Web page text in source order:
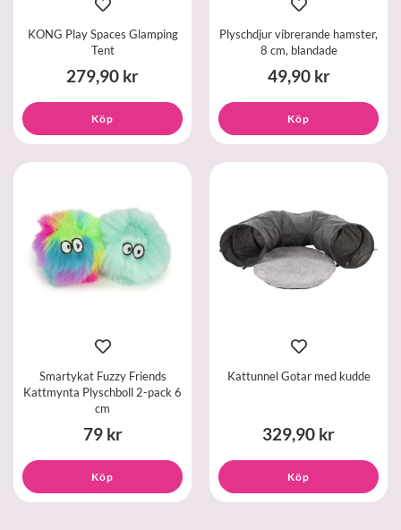
KONG Play Spaces Glamping
Tent
279,90 kr
Köp
Plyschdjur vibrerande hamster,
8 cm, blandade
49,90 kr
Köp
Smartykat Fuzzy Friends
Kattmynta Plyschboll 2-pack 6
cm
79 kr
Köp
Kattunnel Gotar med kudde
329,90 kr
Köp